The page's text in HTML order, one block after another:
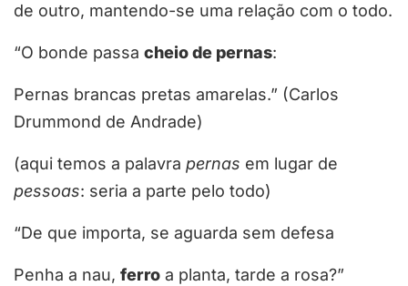
de outro, mantendo-se uma relação com o todo.
“O bonde passa cheio de pernas:
Pernas brancas pretas amarelas.” (Carlos
Drummond de Andrade)
(aqui temos a palavra pernas em lugar de
pessoas: seria a parte pelo todo)
“De que importa, se aguarda sem defesa
Penha a nau, ferro a planta, tarde a rosa?”